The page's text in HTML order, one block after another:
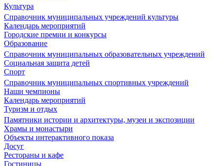
Культура
Справочник муниципальных учреждений культуры
Календарь мероприятий
Городские премии и конкурсы
Образование
Справочник муниципальных образовательных учреждений
Социальная защита детей
Спорт
Справочник муниципальных спортивных учреждений
Наши чемпионы
Календарь мероприятий
Туризм и отдых
Памятники истории и архитектуры, музеи и экспозиции
Храмы и монастыри
Объекты интерактивного показа
Досуг
Рестораны и кафе
Гостиницы